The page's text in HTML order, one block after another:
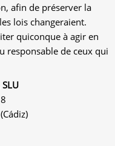
afin de préserver la
lois changeraient.
quiconque à agir en
responsable de ceux qui